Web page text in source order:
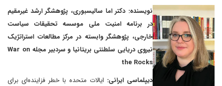
نویسنده: دکتر اما سالیسبوری، پژوهشگر ارشد غیرمقیم
در برنامه امنیت ملی موسسه تحقیقات سیاست
خارجی، پژوهشگر وابسته در مرکز مطالعات استراتژیک
نیروی دریایی سلطنتی بریتانیا و سردبیر مجله War on
the Rocks
دیپلماسی ایرانی: ایالات متحده با خطر فزاینده‌ای برای